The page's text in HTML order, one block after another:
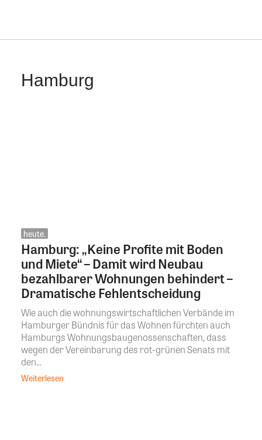
Hamburg
heute.
Hamburg: „Keine Profite mit Boden
und Miete“ – Damit wird Neubau
bezahlbarer Wohnungen behindert –
Dramatische Fehlentscheidung
Wie auch die wohnungswirtschaftlichen Verbände im
Hamburger Bündnis für das Wohnen fürchten auch
Hamburgs Wohnungsbaugenossenschaften, dass
wegen der Vereinbarung des rot-grünen Senats mit
den...
Weiterlesen